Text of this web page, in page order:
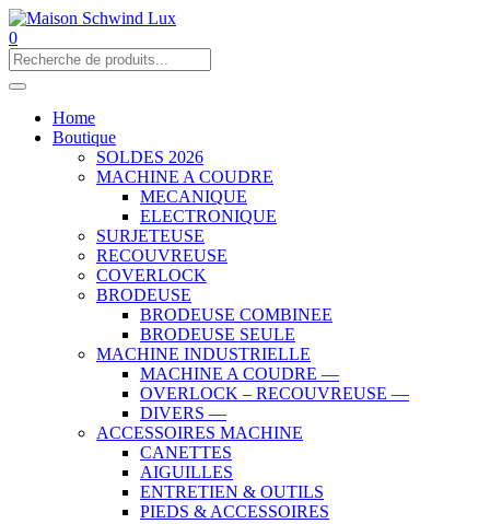
0
Home
Boutique
SOLDES 2026
MACHINE A COUDRE
MECANIQUE
ELECTRONIQUE
SURJETEUSE
RECOUVREUSE
COVERLOCK
BRODEUSE
BRODEUSE COMBINEE
BRODEUSE SEULE
MACHINE INDUSTRIELLE
MACHINE A COUDRE —
OVERLOCK – RECOUVREUSE —
DIVERS —
ACCESSOIRES MACHINE
CANETTES
AIGUILLES
ENTRETIEN & OUTILS
PIEDS & ACCESSOIRES